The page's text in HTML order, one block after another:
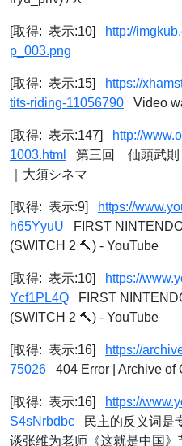
[取得: 表示:10]
http://
p_003.png
[取得: 表示:15]
https://
tits-riding-11056790 Video
[取得: 表示:147]
http://
1003.html
第三回 仙頭武則
｜大須シネマ
[取得: 表示:9]
https://
h65YyuU FIRST
(SWITCH 2 🔨) - YouTube
[取得: 表示:10]
https://
Ycf1PL4Q FIRST
(SWITCH 2 🔨) - YouTube
[取得: 表示:16]
https://
75026 404 Error | Archive of
[取得: 表示:16]
https://
S4sNrbdbc 民主的反义词是
谈张维为老师《这就是中国